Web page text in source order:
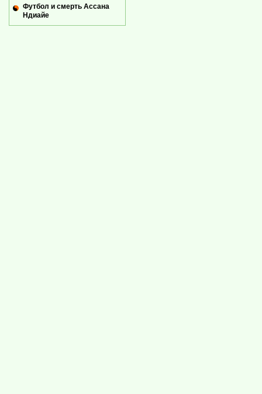
Футбол и смерть Ассана
Ндиайе